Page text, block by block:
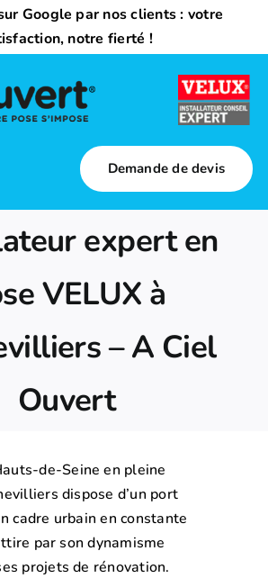
Google par nos clients : votre
notre fierté !
Demande de devis
expert en
VELUX à
– A Ciel
Ouvert
de-Seine en pleine
dispose d’un port
cadre urbain en constante
par son dynamisme
projets de rénovation.